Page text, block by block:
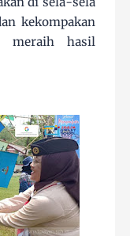
kekompakan
meraih hasil